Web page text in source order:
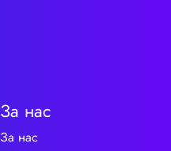
За нас
За нас